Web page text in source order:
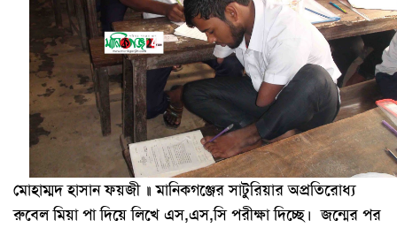
মোহাম্মদ হাসান ফয়জী ॥ মানিকগঞ্জের সাটুরিয়ার অপ্রতিরোধ্য
রুবেল মিয়া পা দিয়ে লিখে এস,এস,সি পরীক্ষা দিচ্ছে। জন্মের পর